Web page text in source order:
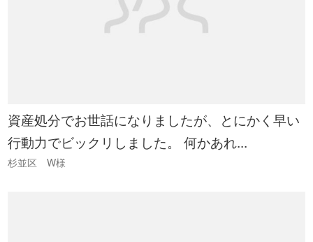
資産処分でお世話になりましたが、とにかく早い
行動力でビックリしました。 何かあれ...
杉並区 W様